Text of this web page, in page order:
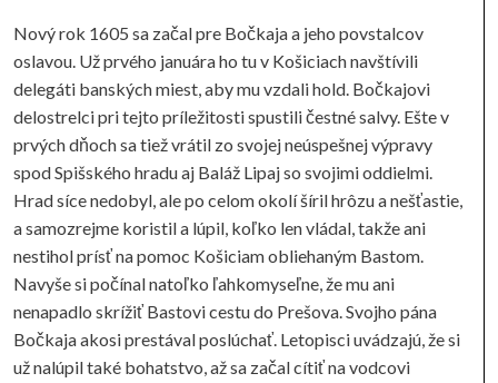
Nový rok 1605 sa začal pre Bočkaja a jeho povstalcov
oslavou. Už prvého januára ho tu v Košiciach navštívili
delegáti banských miest, aby mu vzdali hold. Bočkajovi
delostrelci pri tejto príležitosti spustili čestné salvy. Ešte v
prvých dňoch sa tiež vrátil zo svojej neúspešnej výpravy
spod Spišského hradu aj Baláž Lipaj so svojimi oddielmi.
Hrad síce nedobyl, ale po celom okolí šíril hrôzu a nešťastie,
a samozrejme koristil a lúpil, koľko len vládal, takže ani
nestihol prísť na pomoc Košiciam obliehaným Bastom.
Navyše si počínal natoľko ľahkomyseľne, že mu ani
nenapadlo skrížiť Bastovi cestu do Prešova. Svojho pána
Bočkaja akosi prestával poslúchať. Letopisci uvádzajú, že si
už nalúpil také bohatstvo, až sa začal cítiť na vodcovi